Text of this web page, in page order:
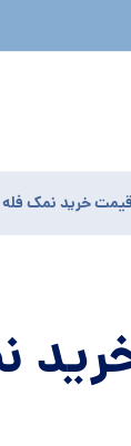
قیمت خرید نمک فله